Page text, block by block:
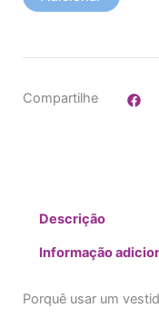
Compartilhe
Descrição
Informação
Porquê usar um